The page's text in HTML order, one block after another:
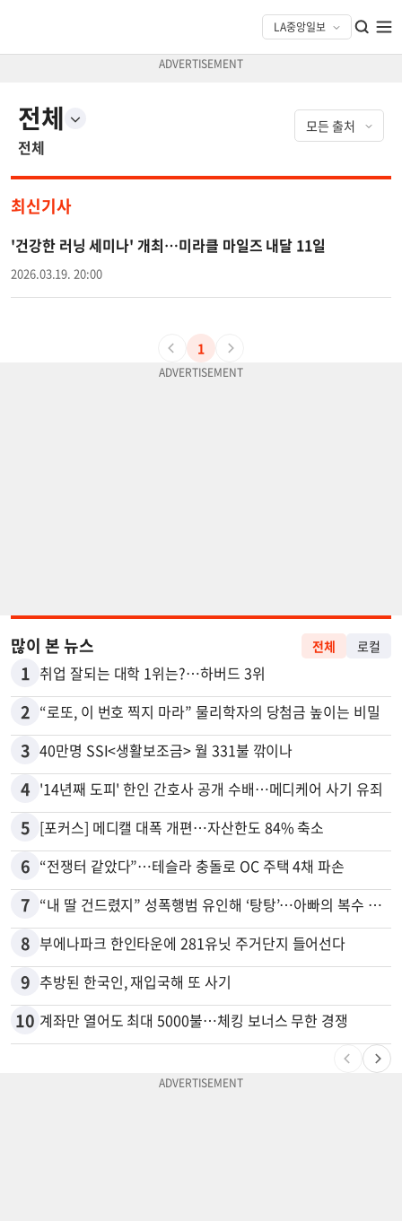
전체
전체
최신기사
'건강한 러닝 세미나' 개최…미라클 마일즈 내달 11일
2026.03.19. 20:00
1
많이 본 뉴스 전체 로컬
1 취업 잘되는 대학 1위는?…하버드 3위
2 “로또, 이 번호 찍지 마라” 물리학자의 당첨금 높이는 비밀
3 40만명 SSI<생활보조금> 월 331불 깎이나
4 '14년째 도피' 한인 간호사 공개 수배…메디케어 사기 유죄
5 [포커스] 메디캘 대폭 개편…자산한도 84% 축소
6 “전쟁터 같았다”…테슬라 충돌로 OC 주택 4채 파손
7 “내 딸 건드렸지” 성폭행범 유인해 ‘탕탕’…아빠의 복수 결말
8 부에나파크 한인타운에 281유닛 주거단지 들어선다
9 추방된 한국인, 재입국해 또 사기
10 계좌만 열어도 최대 5000불…체킹 보너스 무한 경쟁